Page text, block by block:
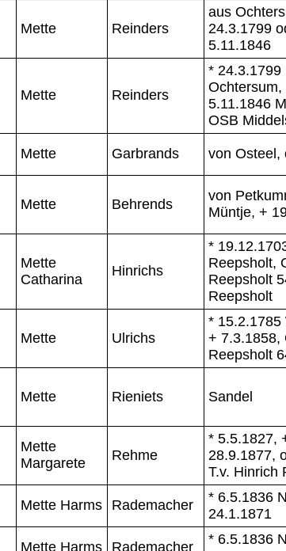
Mette Reinders
aus
24.3.1799
5.11.1846
Mette Reinders
* 24.3.1799
Ochtersum,
5.11.1846
OSB
Mette Garbrands von Osteel,
Mette Behrends
von
Müntje, +
Mette
Catharina
Hinrichs
*
Reepsholt,
Reepsholt
Reepsholt
Mette Ulrichs
* 15.2.1785
+ 7.3.1858,
Reepsholt
Mette Rieniets Sandel
Mette
Margarete
Rehme
* 5.5.1827,
28.9.1877,
T.v. Hinrich
Mette Harms Rademacher
* 6.5.1836
24.1.1871
Mette Harms Rademacher
* 6.5.1836